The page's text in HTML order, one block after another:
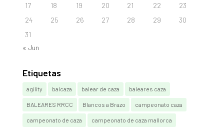
17
18 19 20 21 22
23
24
25 26 27 28 29
30
31
« Jun
Etiquetas
agility balcaza balear de caza baleares caza
BALEARES RRCC Blancos a Brazo campeonato caza
campeonato de caza campeonato de caza mallorca